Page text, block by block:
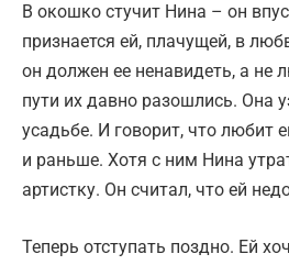
В окошко стучит Нина – он
признается ей, плачущей, в
он должен ее ненавидеть, а не
пути их давно разошлись. Она
усадьбе. И говорит, что любит
и раньше. Хотя с ним Нина
артистку. Он считал, что ей
Теперь отступать поздно. Ей